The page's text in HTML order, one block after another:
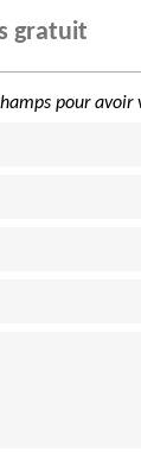
gratuit
pour avoir